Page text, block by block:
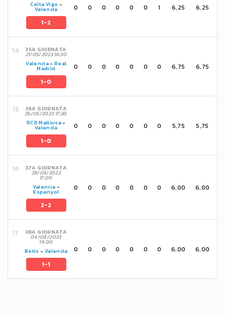
Celta Vigo -
Valencia
1-2
0 0 0 0 0 0 1 6,25 6,25
35A GIORNATA
21/05/2023 16:30
Valencia -Real
Madrid
1-0
0 0 0 0 0 0 0 6,75 6,75
36A GIORNATA
25/05/2023 17:30
RCD Mallorca -
Valencia
1-0
0 0 0 0 0 0 0 5,75 5,75
37A GIORNATA
28/05/2023
17:00
Valencia -
Espanyol
2-2
0 0 0 0 0 0 0 6,00 6,00
38A GIORNATA
04/06/2023
19:00
Betis - Valencia
1-1
0 0 0 0 0 0 0 6,00 6,00